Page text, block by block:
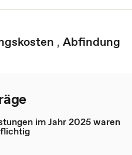
, Abfindung
im Jahr 2025 waren